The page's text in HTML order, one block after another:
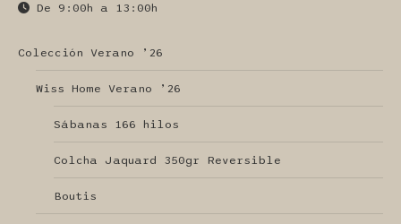
De 9:00h a 13:00h
Colección Verano ’26
Wiss Home Verano ’26
Sábanas 166 hilos
Colcha Jaquard 350gr Reversible
Boutis